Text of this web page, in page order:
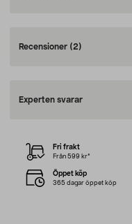
Recensioner (2)
Experten svarar
Fri frakt
Från 599 kr*
Öppet köp
365 dagar öppet köp